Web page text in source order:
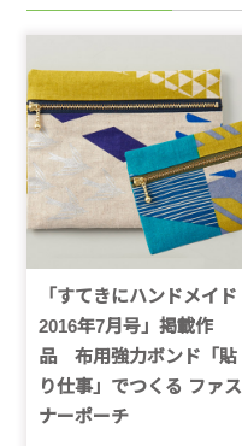
「すてきにハンドメイド
2016年7月号」掲載作
品 布用強力ボンド「貼
り仕事」でつくる ファス
ナーポーチ